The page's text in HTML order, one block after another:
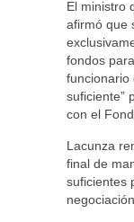
El ministro
afirmó que
fondos
funcionario
suficiente”
con el
Lacunza
final de
suficientes